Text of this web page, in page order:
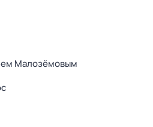
Малозёмовым